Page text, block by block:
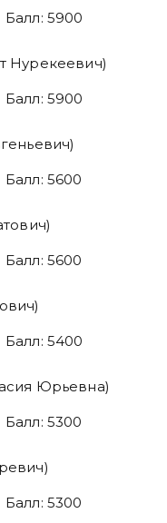
Балл: 5900
Нурекеевич)
Балл: 5900
Балл: 5600
Балл: 5600
Балл: 5400
Юрьевна)
Балл: 5300
Балл: 5300